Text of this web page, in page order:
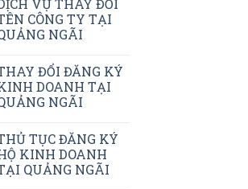
VỤ THAY ĐỔI
CÔNG TY TẠI
NGÃI
ĐỔI ĐĂNG KÝ
DOANH TẠI
NGÃI
TỤC ĐĂNG KÝ
KINH DOANH
QUẢNG NGÃI